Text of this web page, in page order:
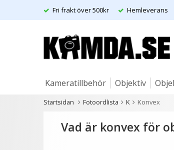
Fri frakt över 500kr Hemleverans
Kameratillbehör Objektiv
Artiklar
Startsidan Fotoordlista K Konvex
Vad är konvex för